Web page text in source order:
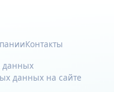
Контакты
данных
данных на сайте